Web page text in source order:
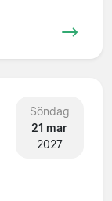
Söndag
21 mar
2027